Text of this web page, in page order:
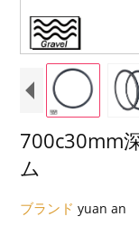
700c30mm
ム
ブランドyuan an